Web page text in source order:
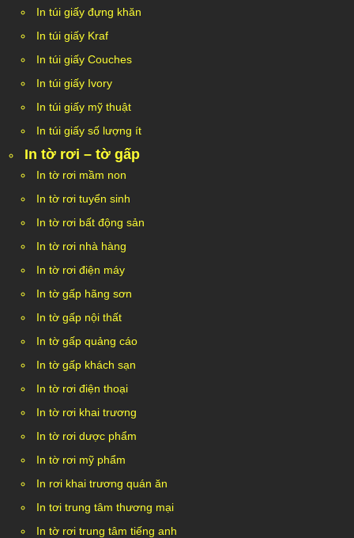
In túi giấy đựng khăn
In túi giấy Kraf
In túi giấy Couches
In túi giấy Ivory
In túi giấy mỹ thuật
In túi giấy số lượng ít
In tờ rơi – tờ gấp
In tờ rơi mầm non
In tờ rơi tuyển sinh
In tờ rơi bất động sản
In tờ rơi nhà hàng
In tờ rơi điện máy
In tờ gấp hãng sơn
In tờ gấp nội thất
In tờ gấp quảng cáo
In tờ gấp khách sạn
In tờ rơi điện thoại
In tờ rơi khai trương
In tờ rơi dược phẩm
In tờ rơi mỹ phẩm
In rơi khai trương quán ăn
In tơi trung tâm thương mại
In tờ rơi trung tâm tiếng anh